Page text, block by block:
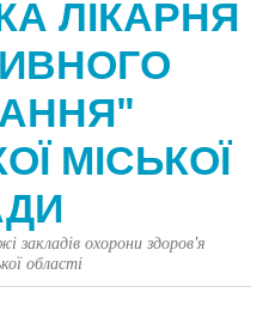
ЛІКАРНЯ
МІСЬКОЇ
закладів охорони здоров'я
області